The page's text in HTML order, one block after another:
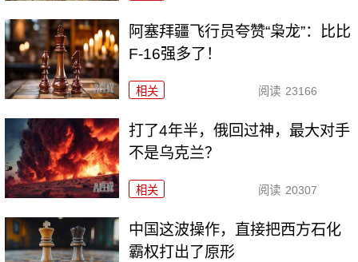
阿塞拜疆飞行员夸赞“枭龙”：比比
F-16强多了！
相关 阅读 23166
打了4年半，俄回过神，最大对手
不是乌克兰？
相关 阅读 20307
中国这波操作，直接把西方石化
霸权打出了原形